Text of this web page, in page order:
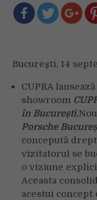
București, 14
CUPRA
showroom
în București.
Porsche
concepută
vizitatorul se
o viziune
Aceasta
acestui